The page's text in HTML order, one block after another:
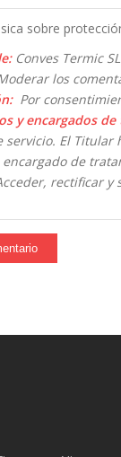
sobre
Conves Termic
los
Por
y encargados
servicio. El
encargado de
rectificar y